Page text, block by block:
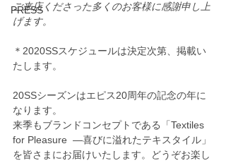
PRESS
ご来店くださった多くのお客様に感謝申し上
げます。
＊2020SSスケジュールは決定次第、掲載い
たします。
20SSシーズンはエピス20周年の記念の年に
なります。
来季もブランドコンセプトである「Textiles
for Pleasure  ―喜びに溢れたテキスタイル」
を皆さまにお届けいたします。どうぞお楽し